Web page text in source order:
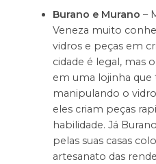
Burano e Murano –
Veneza muito
vidros e peças em
cidade é legal, mas
em uma lojinha que
manipulando o
eles criam peças
habilidade. Já
pelas suas casas
artesanato das